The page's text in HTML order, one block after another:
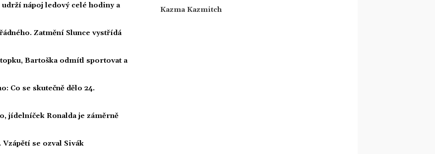
nápoj ledový celé hodiny a
Zatmění Slunce vystřídá
Bartoška odmítl sportovat a
Co se skutečně dělo 24.
jídelníček Ronalda je záměrně
se ozval Sivák
Kazma Kazmitch